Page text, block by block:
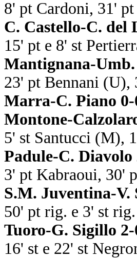
8' pt Cardoni, 31'
C. Castello-C. del
15' pt e 8' st
Mantignana-Umb.
23' pt Bennani (U),
Marra-C. Piano 0-
Montone-
5' st Santucci (M),
Padule-C. Diavolo
3' pt Kabraoui, 30'
S.M. Juventina-V.
50' pt rig. e 3' st
Tuoro-G. Sigillo 2-
16' st e 22' st